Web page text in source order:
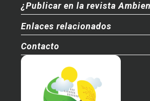
¿Publicar en la revista
Enlaces relacionados
Contacto